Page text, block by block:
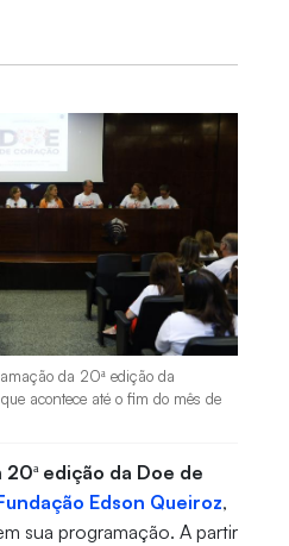
da 20ª edição da
acontece até o fim do mês de
20ª edição da Doe de
Edson Queiroz,
sua programação. A partir